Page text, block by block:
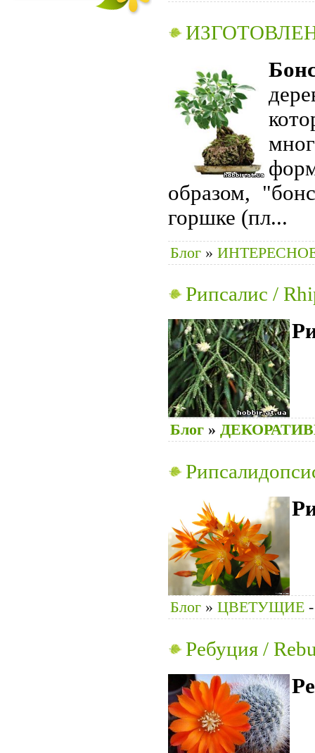
образом,
горшке (пл...
Блог »
Рипсалис /
Блог »
Блог » ЦВЕТУЩИЕ
Ребуция /
Ре